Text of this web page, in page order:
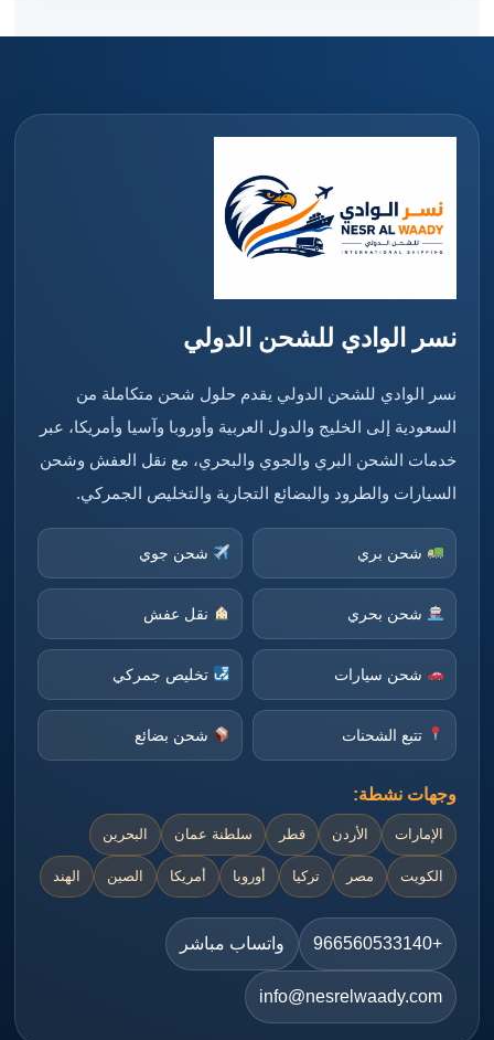
نسر الوادي للشحن الدولي
نسر الوادي للشحن الدولي يقدم حلول شحن متكاملة من
السعودية إلى الخليج والدول العربية وأوروبا وآسيا وأمريكا، عبر
خدمات الشحن البري والجوي والبحري، مع نقل العفش وشحن
السيارات والطرود والبضائع التجارية والتخليص الجمركي.
شحن بري شحن جوي
شحن بحري نقل عفش
شحن سيارات تخليص جمركي
تتبع الشحنات شحن بضائع
وجهات نشطة:
الإمارات الأردن قطر سلطنة عمان البحرين
الكويت مصر تركيا أوروبا أمريكا الصين الهند
+966560533140 واتساب مباشر
info@nesrelwaady.com